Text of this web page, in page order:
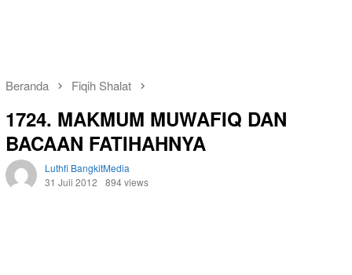
Beranda Fiqih Shalat
1724. MAKMUM MUWAFIQ DAN
BACAAN FATIHAHNYA
Luthfi BangkitMedia
31 Juli 2012
894 views